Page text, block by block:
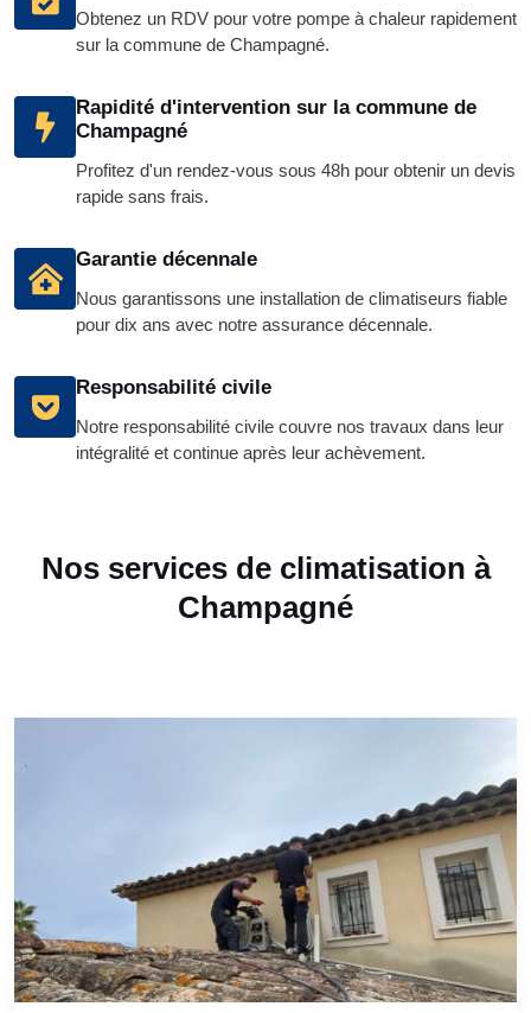
Obtenez un RDV pour votre pompe à chaleur rapidement
sur la commune de Champagné.
Rapidité d'intervention sur la commune de
Champagné
Profitez d'un rendez-vous sous 48h pour obtenir un devis
rapide sans frais.
Garantie décennale
Nous garantissons une installation de climatiseurs fiable
pour dix ans avec notre assurance décennale.
Responsabilité civile
Notre responsabilité civile couvre nos travaux dans leur
intégralité et continue après leur achèvement.
Nos services de climatisation à
Champagné